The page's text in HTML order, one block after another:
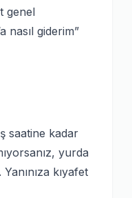
genel
giderim”
saatine kadar
yurda
kıyafet